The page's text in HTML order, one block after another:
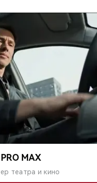
MAX
театра и кино